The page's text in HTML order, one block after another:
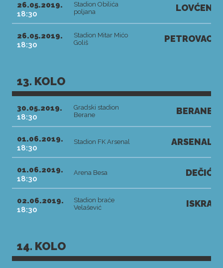
26.05.2019.
18:30
Stadion Obilića
poljana
LOVĆEN
26.05.2019.
18:30
Stadion Mitar Mićo
Goliš
PETROVAC
13. KOLO
30.05.2019.
18:30
Gradski stadion
Berane
BERANE
01.06.2019.
18:30
Stadion FK Arsenal ARSENAL
01.06.2019.
18:30
Arena Besa DEČIĆ
02.06.2019.
18:30
Stadion braće
Velašević
ISKRA
14. KOLO